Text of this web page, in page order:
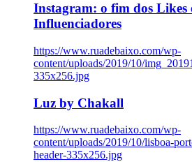
Instagram: o fim dos Likes
Influenciadores
https://www.ruadebaixo.com/wp-
content/uploads/2019/10/
335x256.jpg
Luz by Chakall
https://www.ruadebaixo.com/wp-
content/uploads/2019/10/lisboa-
header-335x256.jpg